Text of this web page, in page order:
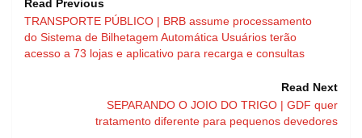
Read Previous
TRANSPORTE PÚBLICO | BRB assume processamento
do Sistema de Bilhetagem Automática Usuários terão
acesso a 73 lojas e aplicativo para recarga e consultas
Read Next
SEPARANDO O JOIO DO TRIGO | GDF quer
tratamento diferente para pequenos devedores